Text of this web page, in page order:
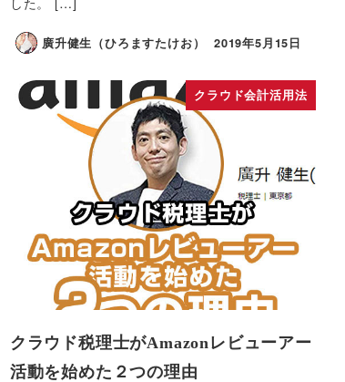
廣升健生（ひろますたけお） 2019年5月15日
クラウド会計活用法
クラウド税理士がAmazonレビューアー
活動を始めた２つの理由